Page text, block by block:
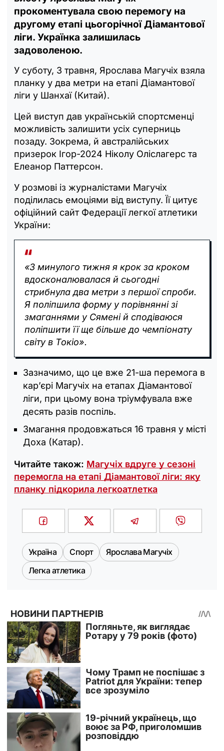
прокоментувала свою перемогу на
другому етапі цьогорічної Діамантової
ліги. Українка залишилась
задоволеною.
У суботу, 3 травня, Ярослава Магучіх взяла
планку у два метри на етапі Діамантової
ліги у Шанхаї (Китай).
Цей виступ дав українській спортсменці
можливість залишити усіх суперниць
позаду. Зокрема, й австралійських
призерок Ігор-2024 Ніколу Оліслагерс та
Елеанор Паттерсон.
У розмові із журналістами Магучіх
поділилась емоціями від виступу. Її цитує
офіційний сайт Федерації легкої атлетики
України:
«З минулого тижня я крок за кроком
вдосконалювалася й сьогодні
стрибнула два метри з першої спроби.
Я поліпшила форму у порівнянні зі
змаганнями у Сямені й сподіваюся
поліпшити її ще більше до чемпіонату
світу в Токіо».
Зазначимо, що це вже 21-ша перемога в
кар’єрі Магучіх на етапах Діамантової
ліги, при цьому вона тріумфувала вже
десять разів поспіль.
Змагання продовжаться 16 травня у місті
Доха (Катар).
Читайте також: Магучіх вдруге у сезоні
перемогла на етапі Діамантової ліги: яку
планку підкорила легкоатлетка
Україна Спорт
Ярослава Магучіх
Легка атлетика